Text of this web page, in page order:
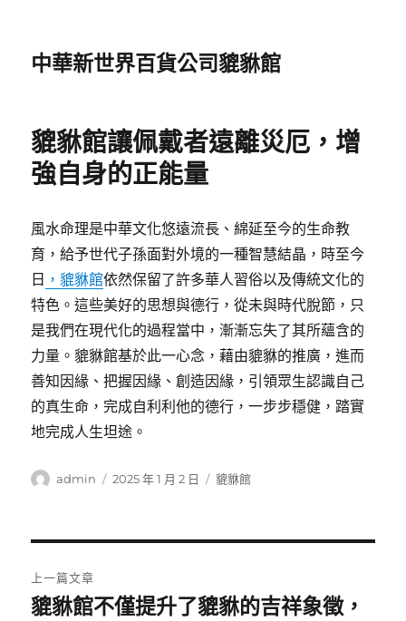
中華新世界百貨公司貔貅館
貔貅館讓佩戴者遠離災厄，增
強自身的正能量
風水命理是中華文化悠遠流長、綿延至今的生命教
育，給予世代子孫面對外境的一種智慧結晶，時至今
日 ，貔貅館依然保留了許多華人習俗以及傳統文化的
特色。這些美好的思想與德行，從未與時代脫節，只
是我們在現代化的過程當中，漸漸忘失了其所蘊含的
力量。貔貅館基於此一心念，藉由貔貅的推廣，進而
善知因緣、把握因緣、創造因緣，引領眾生認識自己
的真生命，完成自利利他的德行，一步步穩健，踏實
地完成人生坦途。
作
admin
發
2025 年 1 月 2 日
分
貔貅館
章
上一篇文章
上
貔貅館不僅提升了貔貅的吉祥象徵，